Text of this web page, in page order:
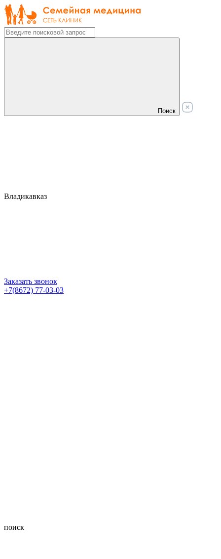
Поиск
Владикавказ
Заказать звонок
+7(8672) 77-03-03
поиск